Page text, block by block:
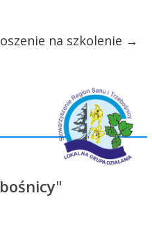
na szkolenie →
"